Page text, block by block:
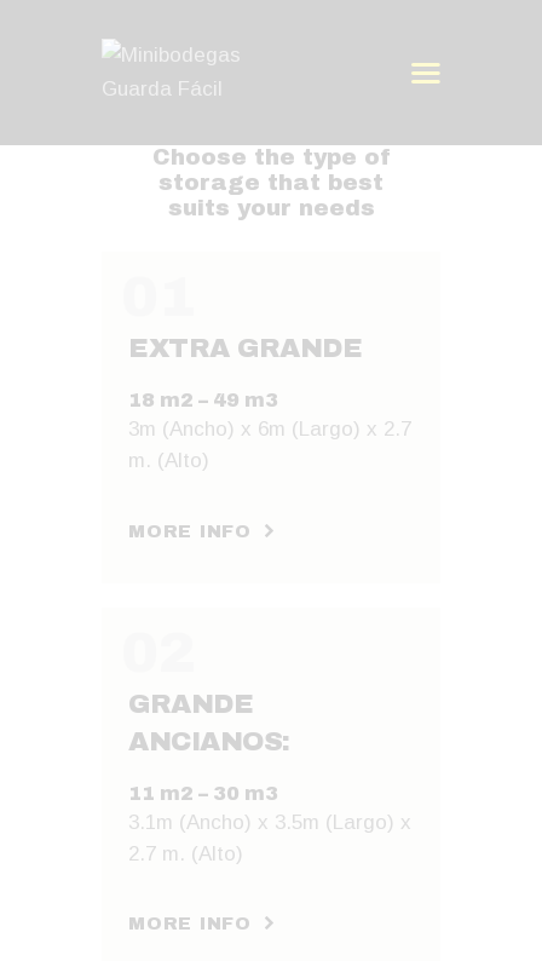
INICIO
CONÓCENOS
CITAS
SOLICITA UNA
MINIBODEGA
Choose the type of
storage that best
suits your needs
EXTRA GRANDE
18 m2 – 49 m3
3m (Ancho) x 6m (Largo) x 2.7
m. (Alto)
MORE INFO
GRANDE
ANCIANOS:
11 m2 – 30 m3
3.1m (Ancho) x 3.5m (Largo) x
2.7 m. (Alto)
MORE INFO